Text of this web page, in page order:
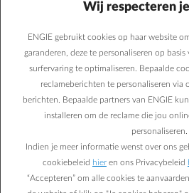
Waarom een
Assistance-contract?
Wanneer worden deze
van kracht?
Moet ik iets doen naar
deze wijziging?
Wij respecteren
ENGIE gebruikt cookies op haar website
garanderen, deze te personaliseren op
surfervaring te optimaliseren. Bepaalde
reclameberichten te personaliseren via
berichten. Bepaalde partners van ENGIE
installeren om de reclame die jou
personaliseren.
Indien je meer informatie wenst over ons
cookiebeleid hier en ons Privacybeleid
“Accepteren” om alle cookies te